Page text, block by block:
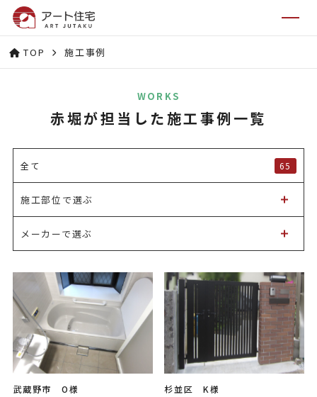
TOP 施工事例
WORKS
赤堀が担当した施工事例一覧
全て 65
施工部位で選ぶ
メーカーで選ぶ
武蔵野市 O様 杉並区 K様